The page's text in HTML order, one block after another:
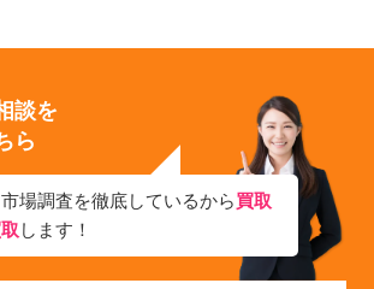
談を
ら
場調査を徹底しているから買取
します！